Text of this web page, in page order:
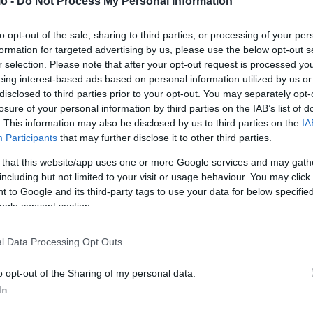
opt-out of the sale, sharing to third parties, or processing of your
for targeted advertising by us, please use the below opt-out
selection. Please note that after your opt-out request is processed
interest-based ads based on personal information utilized by us
to third parties prior to your opt-out. You may separately
of your personal information by third parties on the IAB’s list of
This information may also be disclosed by us to third parties on the
Participants that may further disclose it to other third parties.
that this website/app uses one or more Google services and may
but not limited to your visit or usage behaviour. You may
to Google and its third-party tags to use your data for below
consent section.
Data Processing Opt Outs
opt-out of the Sharing of my personal data.
σε κάμερα ασφαλείας στο Μαρκόπουλο και
να πλησιάζουν το σπίτι ηλικιωμένης γυναίκας και
έριξαν έντονο φως στο πρόσωπο, σε μια προσπάθεια να
λίγο αργότερα επικοινώνησε με την Ελληνική Αστυνομία,
τον σκοπό τους, ωστόσο το συμβάν έχει